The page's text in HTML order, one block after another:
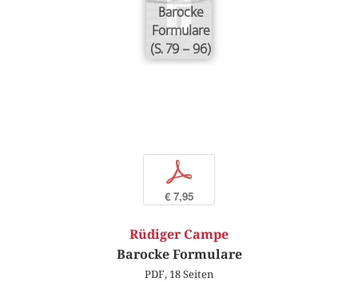
Barocke
Formulare
(S. 79 – 96)
p
€ 7,95
Rüdiger Campe
Barocke Formulare
PDF, 18 Seiten